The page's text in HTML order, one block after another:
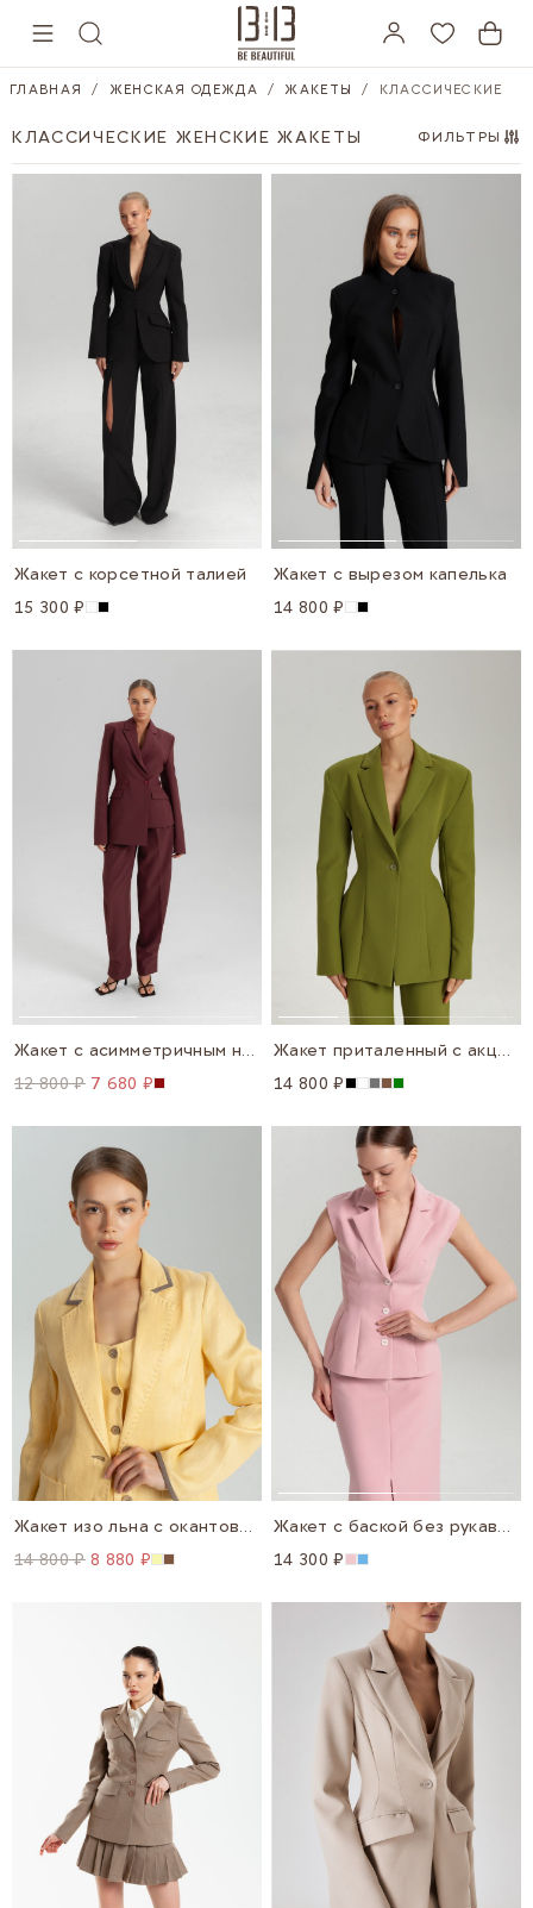
ГЛАВНАЯ / ЖЕНСКАЯ ОДЕЖДА / ЖАКЕТЫ / КЛАССИЧЕСКИЕ
КЛАССИЧЕСКИЕ ЖЕНСКИЕ ЖАКЕТЫ ФИЛЬТРЫ
Жакет с корсетной талией
15 300 ₽
Жакет с вырезом капелька
14 800 ₽
Жакет с асимметричным низом
12 800 ₽ 7 680 ₽
Жакет приталенный с акцентными плечами
14 800 ₽
Жакет изо льна с окантовкой
14 800 ₽ 8 880 ₽
Жакет с баской без рукавов
14 300 ₽